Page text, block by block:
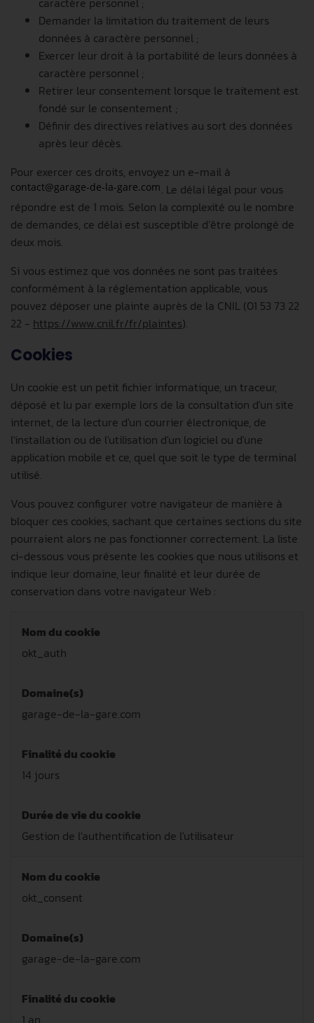
Demander la limitation du traitement de leurs
données à caractère personnel ;
Exercer leur droit à la portabilité de leurs données à
caractère personnel ;
Retirer leur consentement lorsque le traitement est
fondé sur le consentement ;
Définir des directives relatives au sort des données
après leur décès.
Pour exercer ces droits, envoyez un e-mail à
. Le délai légal pour vous
répondre est de 1 mois. Selon la complexité ou le nombre
de demandes, ce délai est susceptible d’être prolongé de
deux mois.
Si vous estimez que vos données ne sont pas traitées
conformément à la réglementation applicable, vous
pouvez déposer une plainte auprès de la CNIL (01 53 73 22
22 - https://www.cnil.fr/fr/plaintes).
Cookies
Un cookie est un petit fichier informatique, un traceur,
déposé et lu par exemple lors de la consultation d'un site
internet, de la lecture d'un courrier électronique, de
l'installation ou de l'utilisation d'un logiciel ou d'une
application mobile et ce, quel que soit le type de terminal
utilisé.
Vous pouvez configurer votre navigateur de manière à
bloquer ces cookies, sachant que certaines sections du site
pourraient alors ne pas fonctionner correctement. La liste
ci-dessous vous présente les cookies que nous utilisons et
indique leur domaine, leur finalité et leur durée de
conservation dans votre navigateur Web :
Nom du cookie
okt_auth
Domaine(s)
garage-de-la-gare.com
Finalité du cookie
14 jours
Durée de vie du cookie
Gestion de l'authentification de l'utilisateur
Nom du cookie
okt_consent
Domaine(s)
garage-de-la-gare.com
Finalité du cookie
1 an